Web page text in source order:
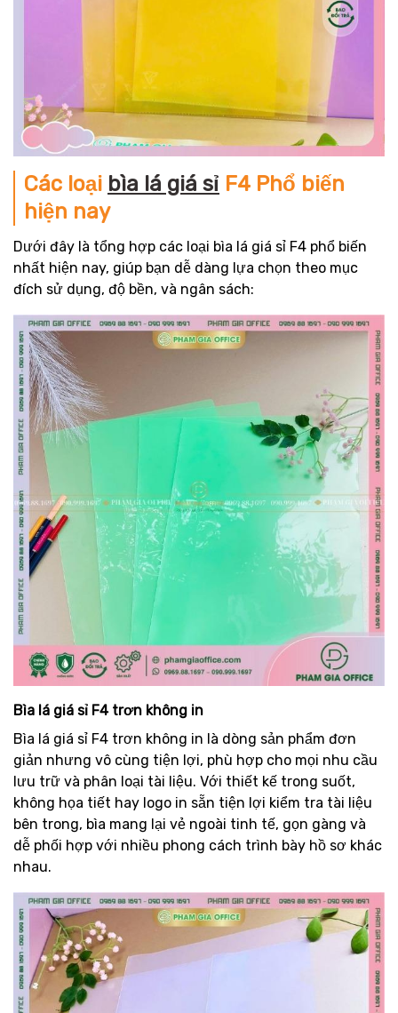
Các loại bìa lá giá sỉ F4 Phổ biến
hiện nay
Dưới đây là tổng hợp các loại bìa lá giá sỉ F4 phổ biến
nhất hiện nay, giúp bạn dễ dàng lựa chọn theo mục
đích sử dụng, độ bền, và ngân sách:
Bìa lá giá sỉ F4 trơn không in
Bìa lá giá sỉ F4 trơn không in là dòng sản phẩm đơn
giản nhưng vô cùng tiện lợi, phù hợp cho mọi nhu cầu
lưu trữ và phân loại tài liệu. Với thiết kế trong suốt,
không họa tiết hay logo in sẵn tiện lợi kiểm tra tài liệu
bên trong, bìa mang lại vẻ ngoài tinh tế, gọn gàng và
dễ phối hợp với nhiều phong cách trình bày hồ sơ khác
nhau.